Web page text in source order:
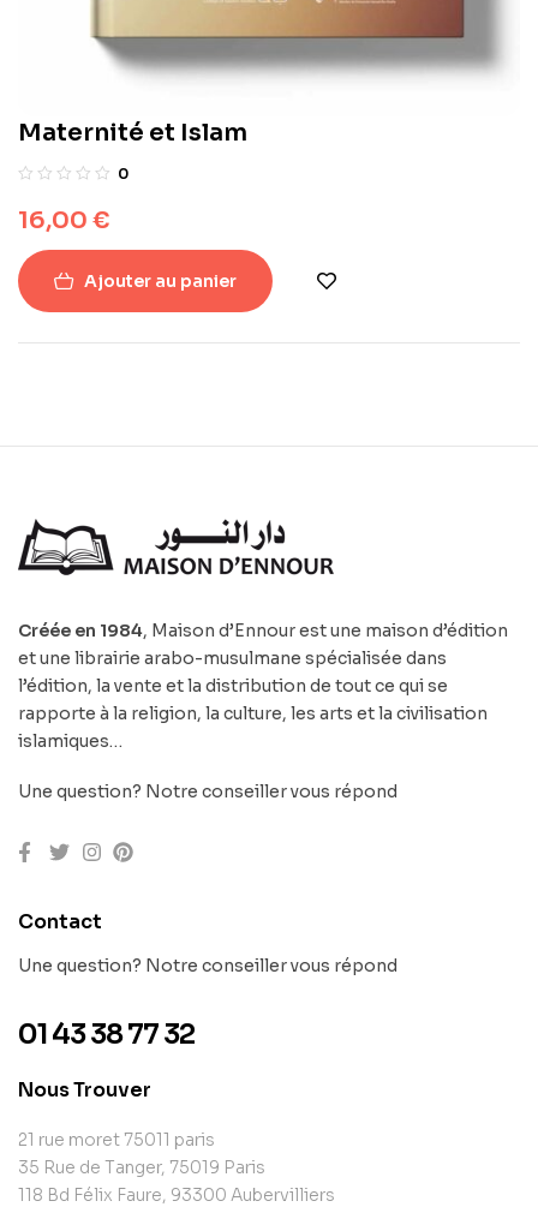
Maternité et Islam
0
16,00 €
Ajouter au panier
Créée en 1984, Maison d’Ennour est une maison d’édition
et une librairie arabo-musulmane spécialisée dans
l’édition, la vente et la distribution de tout ce qui se
rapporte à la religion, la culture, les arts et la civilisation
islamiques…
Une question? Notre conseiller vous répond
Contact
Une question? Notre conseiller vous répond
01 43 38 77 32
Nous Trouver
21 rue moret 75011 paris
35 Rue de Tanger, 75019 Paris
118 Bd Félix Faure, 93300 Aubervilliers